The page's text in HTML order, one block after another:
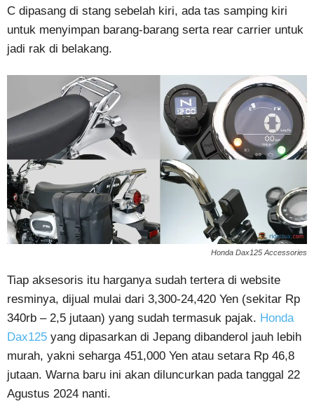
C dipasang di stang sebelah kiri, ada tas samping kiri
untuk menyimpan barang-barang serta rear carrier untuk
jadi rak di belakang.
Honda Dax125 Accessories
Tiap aksesoris itu harganya sudah tertera di website
resminya, dijual mulai dari 3,300-24,420 Yen (sekitar Rp
340rb – 2,5 jutaan) yang sudah termasuk pajak. Honda
Dax125 yang dipasarkan di Jepang dibanderol jauh lebih
murah, yakni seharga 451,000 Yen atau setara Rp 46,8
jutaan. Warna baru ini akan diluncurkan pada tanggal 22
Agustus 2024 nanti.